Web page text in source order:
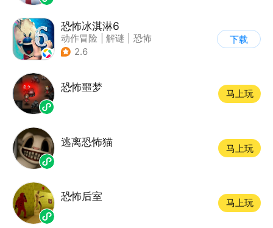
恐怖冰淇淋6
动作冒险 解谜
恐怖
| 暗黑
2.6
下载
恐怖噩梦
马上玩
逃离恐怖猫
马上玩
恐怖后室
马上玩